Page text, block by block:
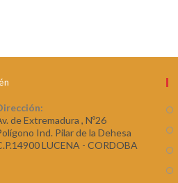
de Extremadura , Nº26
Ind. Pilar de la Dehesa
LUCENA - CORDOBA